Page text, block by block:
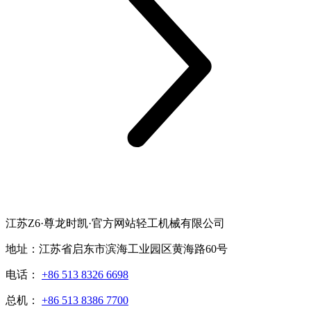
江苏Z6·尊龙时凯·官方网站轻工机械有限公司
地址：江苏省启东市滨海工业园区黄海路60号
电话： +86 513 8326 6698
总机： +86 513 8386 7700